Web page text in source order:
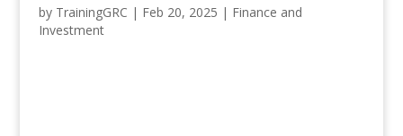
by TrainingGRC | Feb 20, 2025 | Finance and
Investment